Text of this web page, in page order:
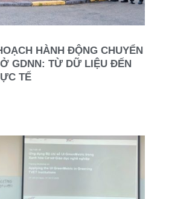
HÀNH ĐỘNG CHUYỂN
GDNN: TỪ DỮ LIỆU ĐẾN
TẾ